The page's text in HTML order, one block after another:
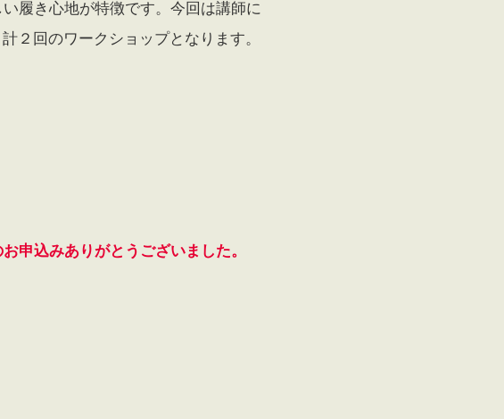
履き心地が特徴です。今回は講師に
２回のワークショップとなります。
申込みありがとうございました。